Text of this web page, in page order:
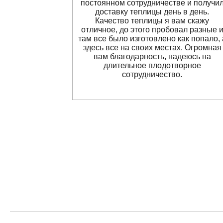
постоянном сотрудничестве и
доставку теплицы день в день.
Качество теплицы я вам скажу
отличное, до этого пробовал разные и
там все было изготовлено как попало,
здесь все на своих местах. Огромная
вам благодарность, надеюсь на
длительное плодотворное
сотрудничество.